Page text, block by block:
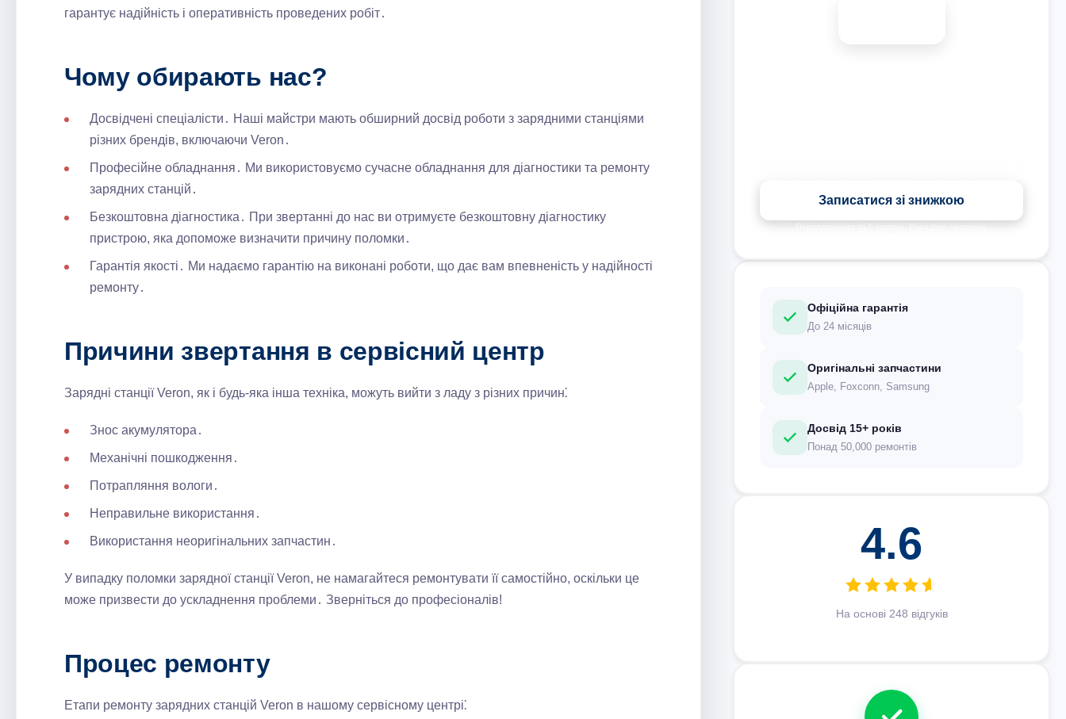
гарантує надійність і оперативність проведених робіт․
Чому обирають нас?
Досвідчені спеціалісти․ Наші майстри мають обширний досвід роботи з зарядними станціями
різних брендів, включаючи Veron․
Професійне обладнання․ Ми використовуємо сучасне обладнання для діагностики та ремонту
зарядних станцій․
Безкоштовна діагностика․ При звертанні до нас ви отримуєте безкоштовну діагностику
пристрою, яка допоможе визначити причину поломки․
Гарантія якості․ Ми надаємо гарантію на виконані роботи, що дає вам впевненість у надійності
ремонту․
Причини звертання в сервісний центр
Зарядні станції Veron, як і будь-яка інша техніка, можуть вийти з ладу з різних причин⁚
Знос акумулятора․
Механічні пошкодження․
Потрапляння вологи․
Неправильне використання․
Використання неоригінальних запчастин․
У випадку поломки зарядної станції Veron, не намагайтеся ремонтувати її самостійно, оскільки це
може призвести до ускладнення проблеми․ Зверніться до професіоналів!​
Процес ремонту
Етапи ремонту зарядних станцій Veron в нашому сервісному центрі⁚
Записатися зі знижкою
Передзвонимо за 5 хвилин. Ваші дані захищені.
Офіційна гарантія
До 24 місяців
Оригінальні запчастини
Apple, Foxconn, Samsung
Досвід 15+ років
Понад 50,000 ремонтів
4.6
На основі 248 відгуків